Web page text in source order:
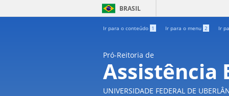
BRASIL
Ir para o conteúdo 1 Ir para o menu 2 Ir
Pró-Reitoria de
Assistência
UNIVERSIDADE FEDERAL DE